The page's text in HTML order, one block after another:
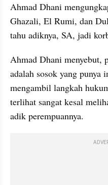
Ahmad Dhani
Ghazali, El Rumi, dan
tahu adiknya, SA, jadi
Ahmad Dhani menyebut,
adalah sosok yang punya
mengambil langkah
terlihat sangat kesal
adik perempuannya.